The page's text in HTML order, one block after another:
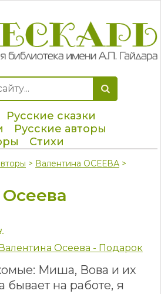
Русские сказки
Русские авторы
Стихи
> Валентина ОСЕЕВА >
Осеева - Подарок
Миша, Вова и их
бывает на работе, я